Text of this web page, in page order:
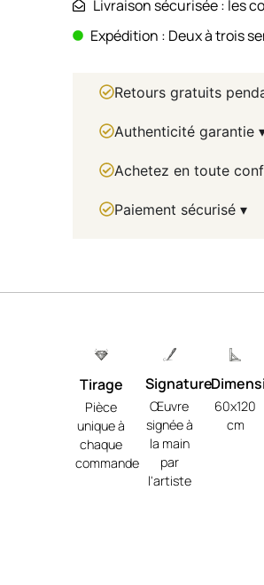
Livraison sécurisée : les
Expédition : Deux à trois
Retours gratuits
Authenticité garantie
Achetez en toute
Paiement sécurisé ▾
Tirage
Pièce
unique à
chaque
commande
Signature
Œuvre
signée à
la main
par
l'artiste
60x120
cm